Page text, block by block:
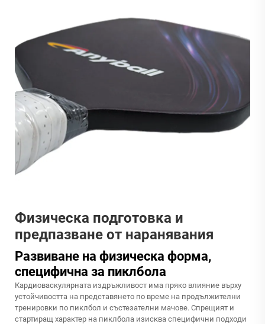
Физическа подготовка и
предпазване от наранявания
Развиване на физическа форма,
специфична за пиклбола
Кардиоваскулярната издръжливост има пряко влияние върху
устойчивостта на представянето по време на продължителни
тренировки по пиклбол и състезателни мачове. Спрещият и
стартиращ характер на пиклбола изисква специфични подходи